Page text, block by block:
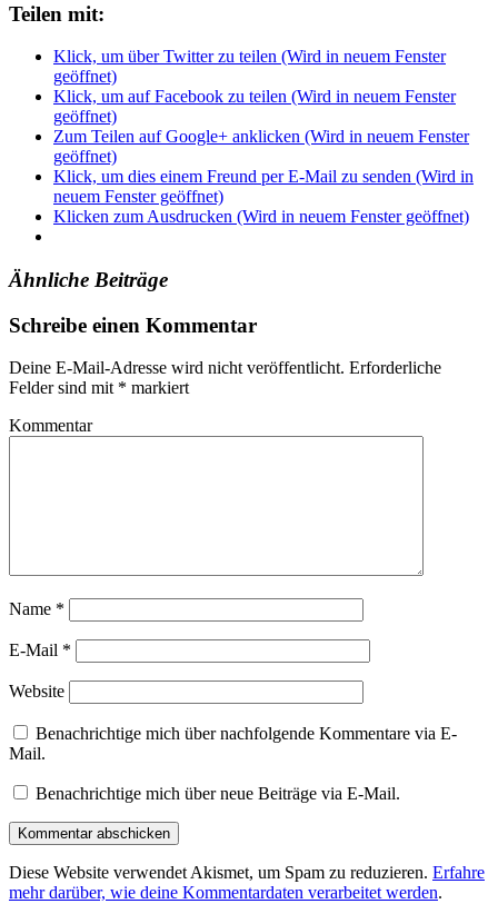
Teilen mit:
Klick, um über Twitter zu teilen (Wird in neuem Fenster
geöffnet)
Klick, um auf Facebook zu teilen (Wird in neuem Fenster
geöffnet)
Zum Teilen auf Google+ anklicken (Wird in neuem Fenster
geöffnet)
Klick, um dies einem Freund per E-Mail zu senden (Wird in
neuem Fenster geöffnet)
Klicken zum Ausdrucken (Wird in neuem Fenster geöffnet)
Ähnliche Beiträge
Verschlagwortet
featured
Schreibe einen Kommentar
Deine E-Mail-Adresse wird nicht veröffentlicht. Erforderliche
Felder sind mit * markiert
Kommentar
Name *
E-Mail *
Website
Benachrichtige mich über nachfolgende Kommentare via E-
Mail.
Benachrichtige mich über neue Beiträge via E-Mail.
Diese Website verwendet Akismet, um Spam zu reduzieren. Erfahre
mehr darüber, wie deine Kommentardaten verarbeitet werden.